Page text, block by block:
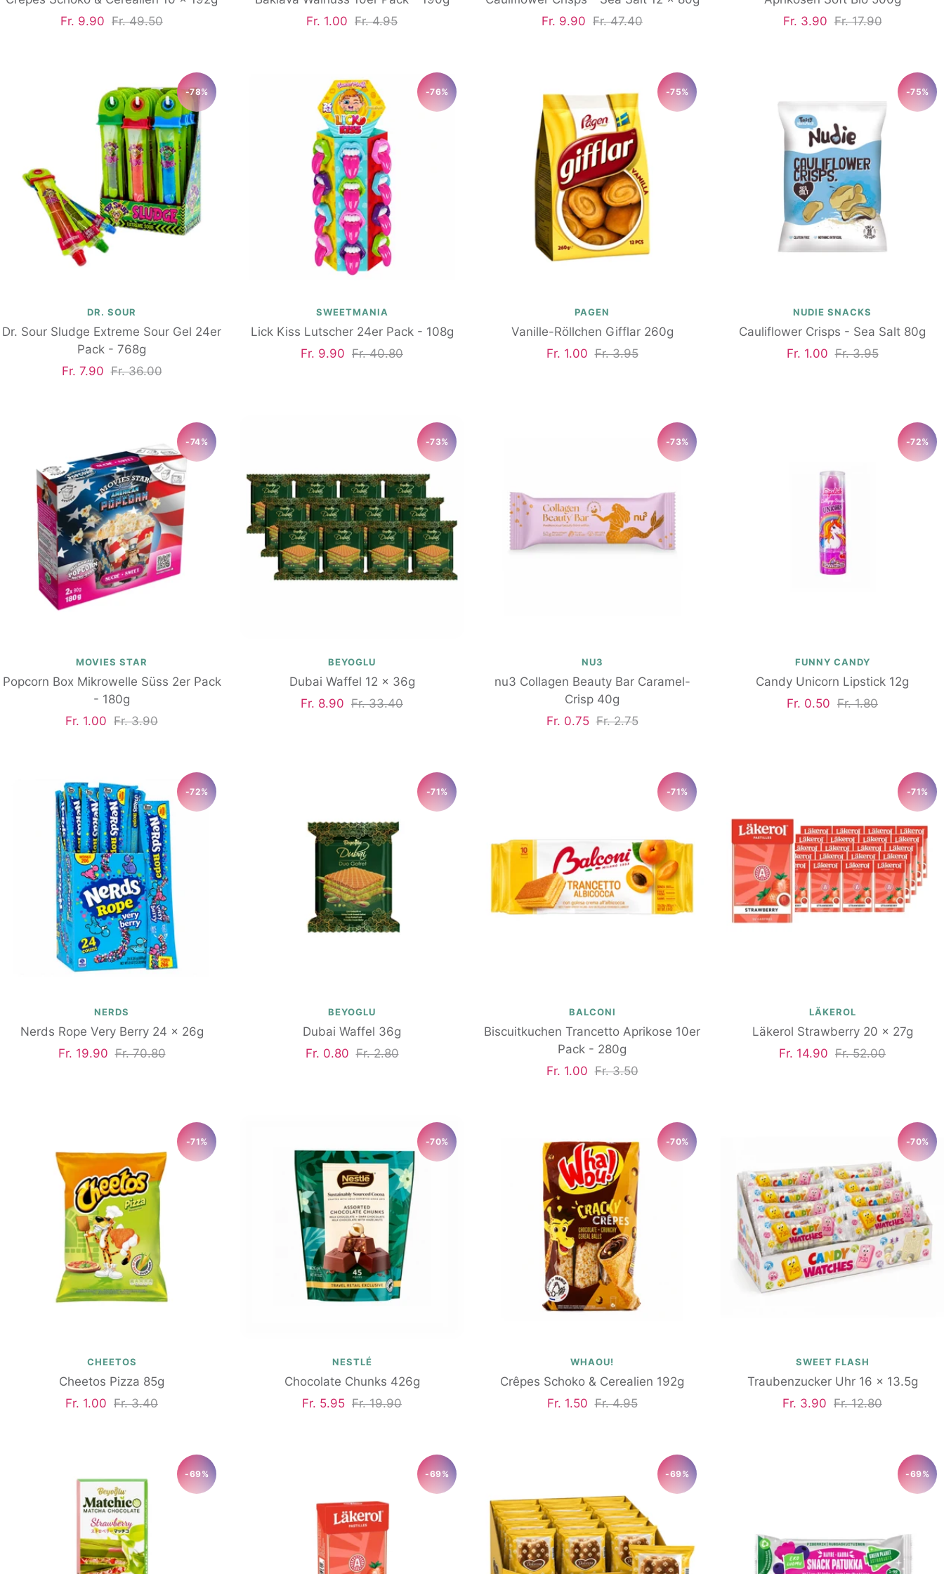
Angebotspreis
Fr. 9.90 Regulärer
Fr. 49.50
Angebotspreis
Fr. 1.00 Regulärer
Fr. 4.95
Angebotspreis
Fr. 9.90 Regulärer
Fr. 47.40
Angebotspreis
Fr. 3.90 Regulärer
Fr. 17.90
-78%
DR. SOUR
Dr. Sour Sludge Extreme Sour Gel 24er
Pack - 768g
Angebotspreis
Fr. 7.90 Regulärer
Fr. 36.00
-76%
SWEETMANIA
Lick Kiss Lutscher 24er Pack - 108g
Angebotspreis
Fr. 9.90 Regulärer
Fr. 40.80
-75%
PAGEN
Vanille-Röllchen Gifflar 260g
Angebotspreis
Fr. 1.00 Regulärer
Fr. 3.95
-75%
NUDIE SNACKS
Cauliflower Crisps - Sea Salt 80g
Angebotspreis
Fr. 1.00 Regulärer
Fr. 3.95
-74%
MOVIES STAR
Popcorn Box Mikrowelle Süss 2er Pack
- 180g
Angebotspreis
Fr. 1.00 Regulärer
Fr. 3.90
-73%
BEYOGLU
Dubai Waffel 12 x 36g
Angebotspreis
Fr. 8.90 Regulärer
Fr. 33.40
-73%
NU3
nu3 Collagen Beauty Bar Caramel-
Crisp 40g
Angebotspreis
Fr. 0.75 Regulärer
Fr. 2.75
-72%
FUNNY CANDY
Candy Unicorn Lipstick 12g
Angebotspreis
Fr. 0.50 Regulärer
Fr. 1.80
-72%
NERDS
Nerds Rope Very Berry 24 x 26g
Angebotspreis
Fr. 19.90 Regulärer
Fr. 70.80
-71%
BEYOGLU
Dubai Waffel 36g
Angebotspreis
Fr. 0.80 Regulärer
Fr. 2.80
-71%
BALCONI
Biscuitkuchen Trancetto Aprikose 10er
Pack - 280g
Angebotspreis
Fr. 1.00 Regulärer
Fr. 3.50
-71%
LÄKEROL
Läkerol Strawberry 20 x 27g
Angebotspreis
Fr. 14.90 Regulärer
Fr. 52.00
-71%
CHEETOS
Cheetos Pizza 85g
Angebotspreis
Fr. 1.00 Regulärer
Fr. 3.40
-70%
NESTLÉ
Chocolate Chunks 426g
Angebotspreis
Fr. 5.95 Regulärer
Fr. 19.90
-70%
WHAOU!
Crêpes Schoko & Cerealien 192g
Angebotspreis
Fr. 1.50 Regulärer
Fr. 4.95
-70%
SWEET FLASH
Traubenzucker Uhr 16 x 13.5g
Angebotspreis
Fr. 3.90 Regulärer
Fr. 12.80
-69% -69% -69% -69%